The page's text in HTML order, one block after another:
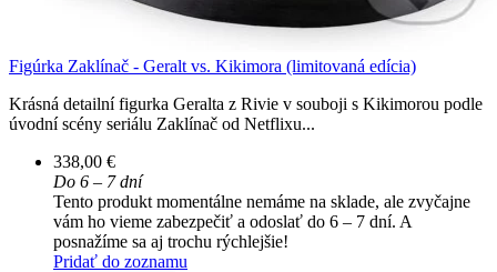
Figúrka Zaklínač - Geralt vs. Kikimora (limitovaná edícia)
Krásná detailní figurka Geralta z Rivie v souboji s Kikimorou podle
úvodní scény seriálu Zaklínač od Netflixu...
338,00 €
Do 6 – 7 dní
Tento produkt momentálne nemáme na sklade, ale zvyčajne
vám ho vieme zabezpečiť a odoslať do 6 – 7 dní. A
posnažíme sa aj trochu rýchlejšie!
Pridať do zoznamu